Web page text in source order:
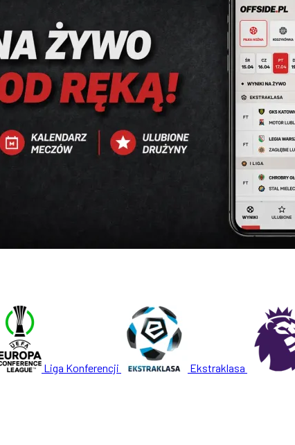
Liga Konferencji Ekstraklasa